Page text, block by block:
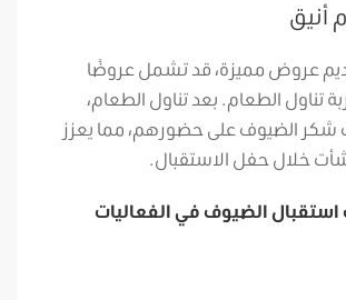
أنيق
عروض مميزة، قد تشمل عروضًا
تناول الطعام. بعد تناول الطعام،
شكر الضيوف على حضورهم، مما يعزز
خلال حفل الاستقبال.
استقبال الضيوف في الفعاليات